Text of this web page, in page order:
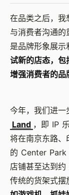
在品类之后，我
与消费者沟通
是品牌形象展示
试新的店态，包
增强消费者的品
今年，我们进一
Land ，即 IP
将在南京东路
的 Center Park
店铺甚至达到
传统的货架式摆